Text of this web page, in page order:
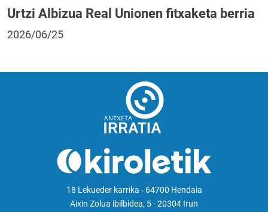
Urtzi Albizua Real Unionen fitxaketa berria
2026/06/25
18 Lekueder karrika - 64700 Hendaia
Aixin Zolua ibilbidea, 5 - 20304 Irun